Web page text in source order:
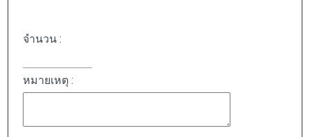
จำนวน :
หมายเหตุ :